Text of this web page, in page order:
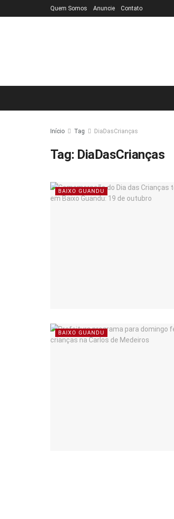
Quem Somos Anuncie Contato
Início Tag DiaDasCrianças
Tag: DiaDasCrianças
BAIXO GUANDU
BAIXO GUANDU